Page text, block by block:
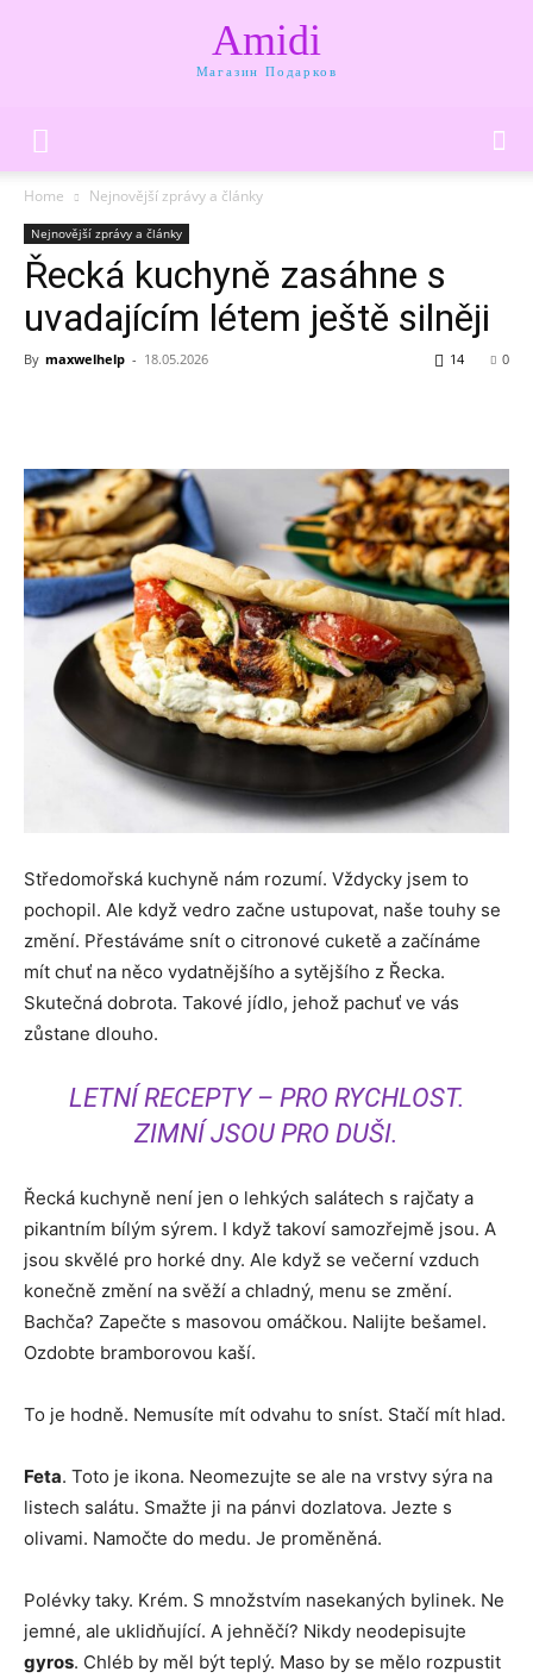
Amidi
Магазин Подарков
Home Nejnovější zprávy a články
Nejnovější zprávy a články
Řecká kuchyně zasáhne s
uvadajícím létem ještě silněji
By maxwelhelp - 18.05.2026 0
14
Středomořská kuchyně nám rozumí. Vždycky jsem to
pochopil. Ale když vedro začne ustupovat, naše touhy se
změní. Přestáváme snít o citronové cuketě a začínáme
mít chuť na něco vydatnějšího a sytějšího z Řecka.
Skutečná dobrota. Takové jídlo, jehož pachuť ve vás
zůstane dlouho.
LETNÍ RECEPTY – PRO RYCHLOST.
ZIMNÍ JSOU PRO DUŠI.
Řecká kuchyně není jen o lehkých salátech s rajčaty a
pikantním bílým sýrem. I když takoví samozřejmě jsou. A
jsou skvělé pro horké dny. Ale když se večerní vzduch
konečně změní na svěží a chladný, menu se změní.
Bachča? Zapečte s masovou omáčkou. Nalijte bešamel.
Ozdobte bramborovou kaší.
To je hodně. Nemusíte mít odvahu to sníst. Stačí mít hlad.
Feta. Toto je ikona. Neomezujte se ale na vrstvy sýra na
listech salátu. Smažte ji na pánvi dozlatova. Jezte s
olivami. Namočte do medu. Je proměněná.
Polévky taky. Krém. S množstvím nasekaných bylinek. Ne
jemné, ale uklidňující. A jehněčí? Nikdy neodepisujte
gyros. Chléb by měl být teplý. Maso by se mělo rozpustit